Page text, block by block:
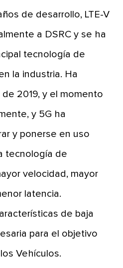
de desarrollo, LTE-V
a DSRC y se ha
tecnología de
la industria. Ha
2019, y el momento
y 5G ha
y ponerse en uso
tecnología de
velocidad, mayor
latencia.
de baja
para el objetivo
Vehículos.